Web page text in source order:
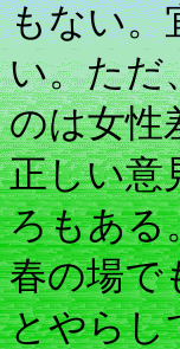
もない。
い。ただ
のは女性
正しい意
ろもある
春の場で
とやらし